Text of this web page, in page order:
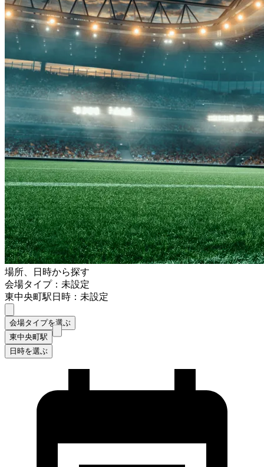
場所、日時から探す
会場タイプ：未設定
東中央町駅日時：未設定
会場タイプを選ぶ
東中央町駅
日時を選ぶ